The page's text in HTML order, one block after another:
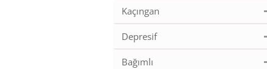
Kaçıngan
Depresif
Bağımlı